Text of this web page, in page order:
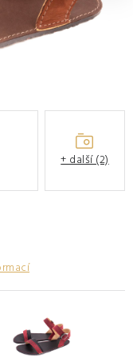
+ další (2)